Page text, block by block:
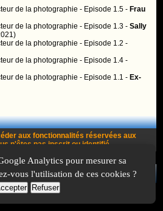
de la photographie - Episode 1.5 - Frau
de la photographie - Episode 1.3 -Sally
de la photographie - Episode 1.2 -
de la photographie - Episode 1.4 -
de la photographie - Episode 1.1 - Ex-
aux fonctionnalités réservées aux
n'êtes pas inscritou identifié
-A-Suivre.org-Mentions légales -
Analytics pour mesurer sa
vous l'utilisation de ces cookies ?
Refuser